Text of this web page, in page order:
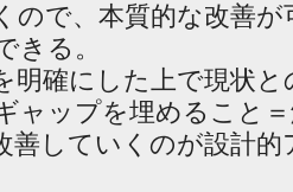
ので、本質的な改善
きる。
確にした上で現状と
ャップを埋めること
善していくのが設計